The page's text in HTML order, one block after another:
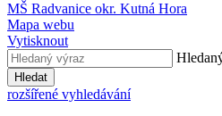
MŠ Radvanice okr. Kutná Hora
Mapa webu
Vytisknout
Hledat
rozšířené vyhledávání